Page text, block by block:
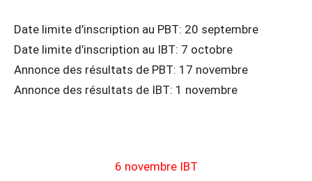
Date limite d’inscription au PBT: 20 septembre
Date limite d’inscription au IBT: 7 octobre
Annonce des résultats de PBT: 17 novembre
Annonce des résultats de IBT: 1 novembre
6 novembre IBT